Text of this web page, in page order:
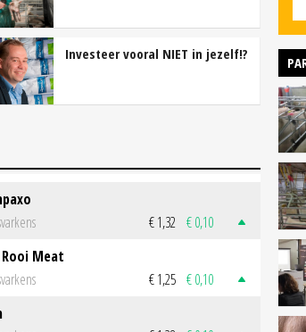
Investeer vooral NIET in jezelf!?
€ 1,32 € 0,10
Rooi Meat
€ 1,25 € 0,10